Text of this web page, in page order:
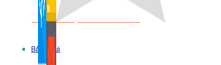
Xem thêm phần mềm khác
Bảng Giá